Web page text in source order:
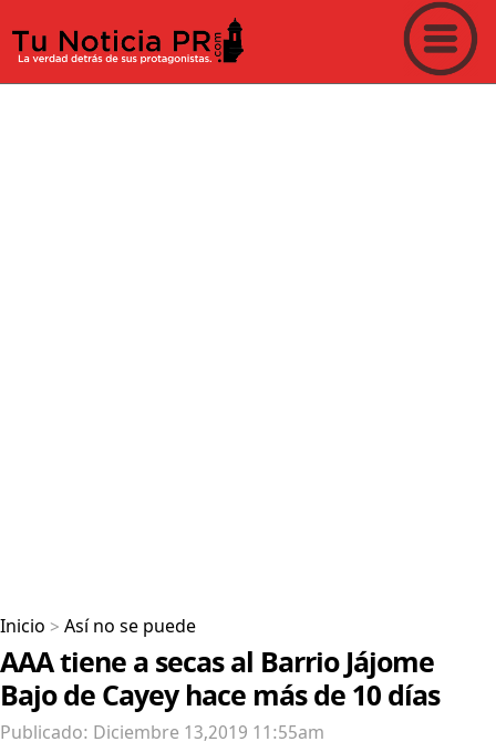
Inicio > Así no se puede
AAA tiene a secas al Barrio Jájome
Bajo de Cayey hace más de 10 días
Publicado: Diciembre 13,2019 11:55am